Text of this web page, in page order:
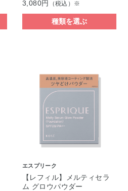
3,080円 （税込）※
種類を選ぶ
エスプリーク
【レフィル】メルティセラ
ム グロウパウダー